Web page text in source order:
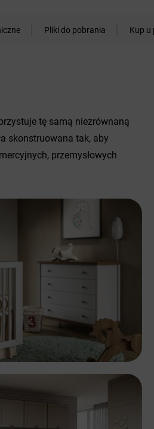
Pliki do pobrania Kup u
tę samą niezrównaną
skonstruowana tak, aby
przemysłowych